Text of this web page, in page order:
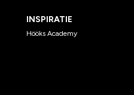
INSPIRATIE
Hööks Academy